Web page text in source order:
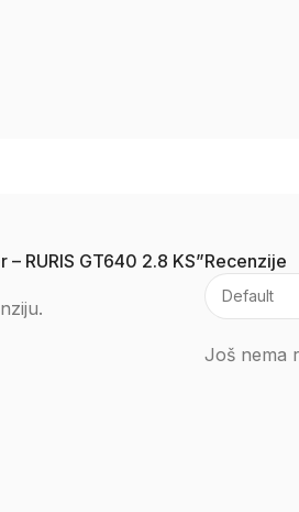
Recenzije
Još nema
RURIS GT640 2.8 KS”